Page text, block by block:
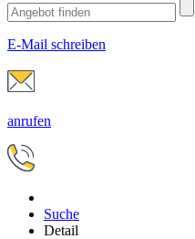
E-Mail schreiben
anrufen
Suche
Detail